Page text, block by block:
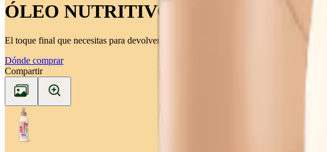
ÓLEO NUTRITIVO REPARADOR
El toque final que necesitas para devolverle la vida a tu pelo después del daño causado
Dónde comprar
Compartir